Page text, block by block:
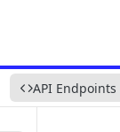
API Endpoints